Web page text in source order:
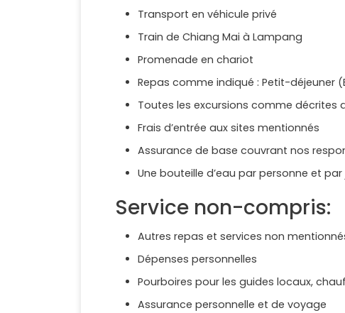
Transport en véhicule privé
Train de Chiang Mai à Lampang
Promenade en chariot
Repas comme indiqué : Petit-déjeuner
Toutes les excursions comme décrites
Frais d’entrée aux sites mentionnés
Assurance de base couvrant nos
Une bouteille d’eau par personne et par
Service non-compris:
Autres repas et services non
Dépenses personnelles
Pourboires pour les guides locaux,
Assurance personnelle et de voyage